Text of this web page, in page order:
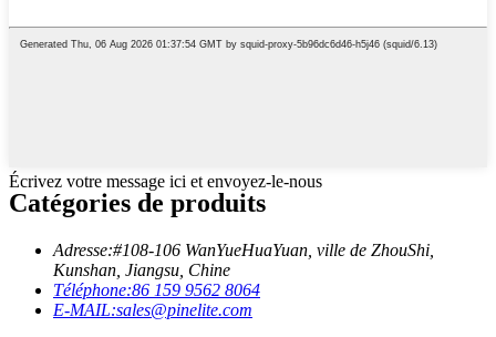
Écrivez votre message ici et envoyez-le-nous
Catégories de produits
Adresse:#108-106 WanYueHuaYuan, ville de ZhouShi,
Kunshan, Jiangsu, Chine
Téléphone:86 159 9562 8064
E-MAIL:sales@pinelite.com